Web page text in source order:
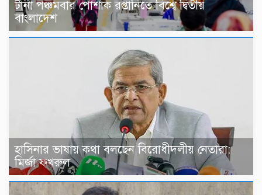
টানা পঞ্চমবার পোশাক রপ্তানিতে বিশ্বে দ্বিতীয়
বাংলাদেশ
হাসিনার ভাষায় কথা বলছেন বিরোধীদলীয় নেতারা:
মির্জা ফখরুল